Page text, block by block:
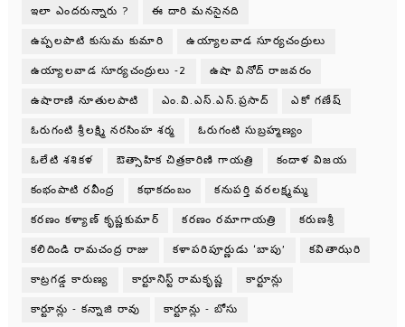
ఇలా ఎందరున్నారు ? ఈ దారి మనసైనది
ఉప్పలపాటి కుసుమ కుమారి ఉయ్యాలవాడ సూర్యచంద్రులు
ఉయ్యాలవాడ సూర్యచంద్రులు -2 ఉషా వినోద్ రాజవరం
ఉషారాణి నూతులపాటి ఎం.వి.ఎస్.ఎస్.ప్రసాద్ ఎకో గణేష్
ఓరుగంటి శ్రీలక్ష్మి నరసింహ శర్మ ఓరుగంటి సుబ్రహ్మణ్యం
ఓలేటి శశికళ ఔత్సాహిక చిత్రకారిణి గాయత్రి కందాళ విజయ
కంభంపాటి రవీంద్ర కథాకదంబం కనుపర్తి వరలక్ష్మమ్మ
కరణం కళ్యాణ్ కృష్ణకుమార్ కరణం రమాగాయత్రి కరుణశ్రీ
కలిదిండి రామచంద్ర రాజు కళాపరిపూర్ణుడు ‘బాపు’ కవితాఝరి
కాట్రగడ్డ కారుణ్య కార్టూనిస్ట్ రామకృష్ణ కార్టూన్లు
కార్టూన్లు - కన్నాజి రావు కార్టూన్లు - బోసు